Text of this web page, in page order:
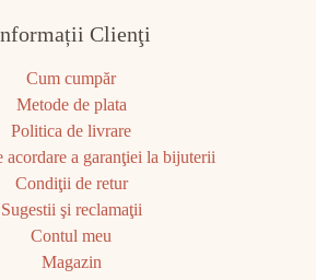
Clienţi
Cum cumpăr
Metode de plata
Politica de livrare
acordare a garanţiei la bijuterii
Condiţii de retur
Sugestii şi reclamaţii
Contul meu
Magazin